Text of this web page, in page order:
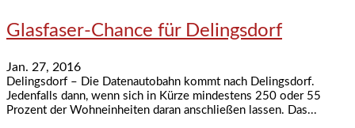
Glasfaser-Chance für Delingsdorf
Jan. 27, 2016
Delingsdorf – Die Datenautobahn kommt nach Delingsdorf.
Jedenfalls dann, wenn sich in Kürze mindestens 250 oder 55
Prozent der Wohneinheiten daran anschließen lassen. Das...